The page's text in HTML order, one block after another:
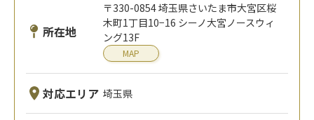
所在地
〒330-0854 埼玉県さいたま市大宮区桜
木町1丁目10−16 シーノ大宮ノースウィ
ング13F
MAP
対応エリア 埼玉県